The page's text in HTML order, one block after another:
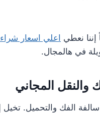
نعطي اعلي اسعار
في هالمجال.
المجاني
الفك والتحميل.